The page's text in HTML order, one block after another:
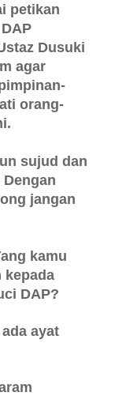
petikan
Dusuki
agar
orang-
sujud dan
jangan
kamu
kepada
DAP?
ayat